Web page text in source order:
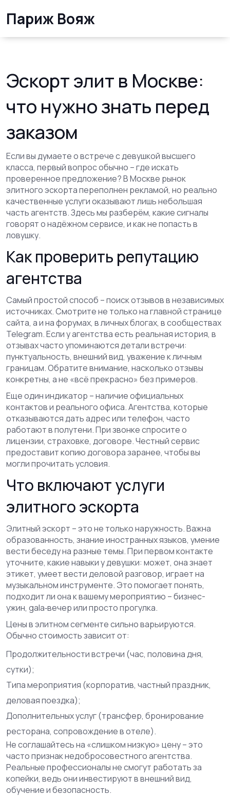
Париж Вояж
Эскорт элит в Москве:
что нужно знать перед
заказом
Если вы думаете о встрече с девушкой высшего
класса, первый вопрос обычно – где искать
проверенное предложение? В Москве рынок
элитного эскорта переполнен рекламой, но реально
качественные услуги оказывают лишь небольшая
часть агентств. Здесь мы разберём, какие сигналы
говорят о надёжном сервисе, и как не попасть в
ловушку.
Как проверить репутацию
агентства
Самый простой способ – поиск отзывов в независимых
источниках. Смотрите не только на главной странице
сайта, а и на форумах, в личных блогах, в сообществах
Telegram. Если у агентства есть реальная история, в
отзывах часто упоминаются детали встречи:
пунктуальность, внешний вид, уважение к личным
границам. Обратите внимание, насколько отзывы
конкретны, а не «всё прекрасно» без примеров.
Еще один индикатор – наличие официальных
контактов и реального офиса. Агентства, которые
отказываются дать адрес или телефон, часто
работают в полутени. При звонке спросите о
лицензии, страховке, договоре. Честный сервис
предоставит копию договора заранее, чтобы вы
могли прочитать условия.
Что включают услуги
элитного эскорта
Элитный эскорт – это не только наружность. Важна
образованность, знание иностранных языков, умение
вести беседу на разные темы. При первом контакте
уточните, какие навыки у девушки: может, она знает
этикет, умеет вести деловой разговор, играет на
музыкальном инструменте. Это помогает понять,
подходит ли она к вашему мероприятию – бизнес-
ужин, gala‑вечер или просто прогулка.
Цены в элитном сегменте сильно варьируются.
Обычно стоимость зависит от:
Продолжительности встречи (час, половина дня,
сутки);
Типа мероприятия (корпоратив, частный праздник,
деловая поездка);
Дополнительных услуг (трансфер, бронирование
ресторана, сопровождение в отеле).
Не соглашайтесь на «слишком низкую» цену – это
часто признак недобросовестного агентства.
Реальные профессионалы не смогут работать за
копейки, ведь они инвестируют в внешний вид,
обучение и безопасность.